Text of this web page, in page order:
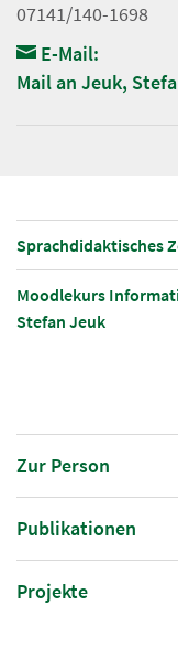
07141/140-1698
E-Mail:
Mail an Jeuk,
Sprachdidaktisches
Moodlekurs
Stefan Jeuk
Zur Person
Publikationen
Projekte